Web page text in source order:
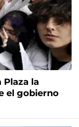
la
el gobierno